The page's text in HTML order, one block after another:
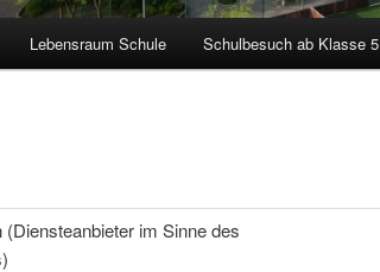
Lebensraum Schule Schulbesuch ab Klasse 5
im Sinne des